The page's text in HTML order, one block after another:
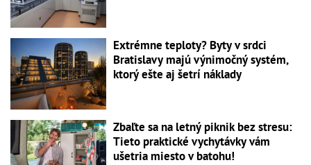
Extrémne teploty? Byty v srdci
Bratislavy majú výnimočný systém,
ktorý ešte aj šetrí náklady
Zbaľte sa na letný piknik bez stresu:
Tieto praktické vychytávky vám
ušetria miesto v batohu!